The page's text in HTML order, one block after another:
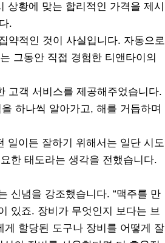
상황에 맞는 합리적인 가격을 제시
.
약적인 것이 사실입니다. 자동으로
그동안 직접 경험한 티앤타이의
고객 서비스를 제공해주었습니다.
하나씩 알아가고, 해를 거듭하며
일이든 잘하기 위해서는 일단 시도
한 태도라는 생각을 전했습니다.
신념을 강조했습니다. “맥주를 만
있죠. 장비가 무엇인지 보다는 브
할당된 도구나 장비를 어떻게 잘